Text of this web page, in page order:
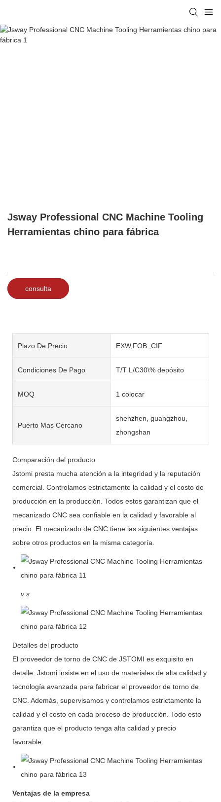
Jsway Professional CNC Machine Tooling
Herramientas chino para fábrica
consulta
Plazo De Precio EXW,FOB ,CIF
Condiciones De Pago T/T L/C30\% depósito
MOQ 1 colocar
Puerto Mas Cercano
shenzhen, guangzhou,
zhongshan
Comparación del producto
Jstomi presta mucha atención a la integridad y la reputación
comercial. Controlamos estrictamente la calidad y el costo de
producción en la producción. Todos estos garantizan que el
mecanizado CNC sea confiable en la calidad y favorable al
precio. El mecanizado de CNC tiene las siguientes ventajas
sobre otros productos en la misma categoría.
vs
Detalles del producto
El proveedor de torno de CNC de JSTOMI es exquisito en
detalle. Jstomi insiste en el uso de materiales de alta calidad y
tecnología avanzada para fabricar el proveedor de torno de
CNC. Además, supervisamos y controlamos estrictamente la
calidad y el costo en cada proceso de producción. Todo esto
garantiza que el producto tenga alta calidad y precio
favorable.
Ventajas de la empresa